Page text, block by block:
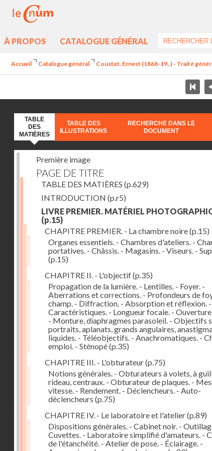
À PROPOS CATALOGUE GÉNÉRAL
Accueil Catalogue général Coustet, Ernest (1868-19..) - Traité
TABLE
DES
MATIÈRES
TABLE DES
ILLUSTRATIONS
RECHERCHE DANS LE
DOCUMENT
Première image
PAGE DE TITRE
TABLE DES MATIÈRES (p.629)
INTRODUCTION (p.r5)
LIVRE PREMIER. MATÉRIEL
(p.15)
CHAPITRE PREMIER. - La chambre noire(p.15)
Organes essentiels. - Chambres d'ateliers. -
portatives. - Châssis. - Magasins. - Viseurs. -
(p.15)
CHAPITRE II. - L'objectif(p.35)
Propagation de la lumière. - Lentilles. - Foyer. -
Aberrations et corrections. - Profondeurs de
champ. - Diffraction. - Absorption et réflexion. -
Caractéristiques. - Longueur focale. -
- Monture, diaphragmes parasoleil. - Objectifs
portraits, aplanats, grands angulaires,
liquides. - Téléobjectifs. - Anachromatiques. -
emploi. - Sténopé(p.35)
CHAPITRE III. - L'obturateur(p.75)
Notions générales. - Obturateurs à volets, à
rideau, centraux. - Obturateur de plaques. -
vitesse. - Rendement. - Déclencheurs. - Auto-
déclencheurs (p.75)
CHAPITRE IV. - Le laboratoire et l'atelier(p.89)
Dispositions générales. - Cabinet noir. -
Cuvettes. - Laboratoire simplifié d'amateurs. -
de l'étanchéité. - Atelier de pose. - Éclairage. -